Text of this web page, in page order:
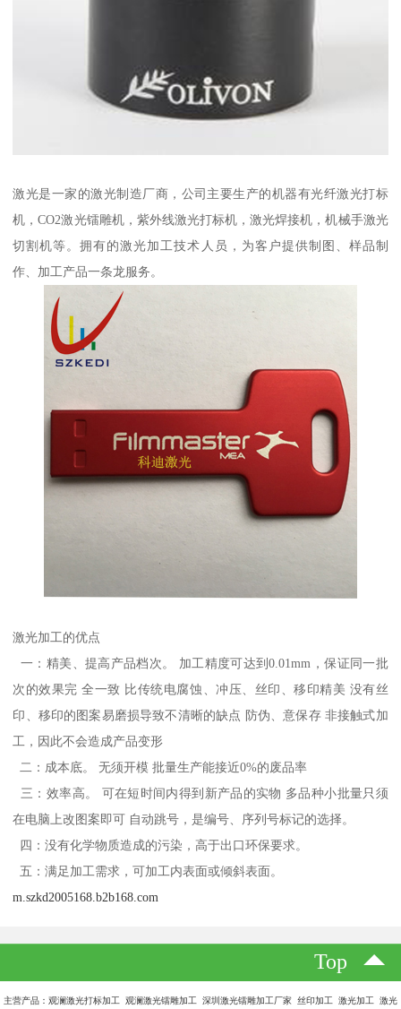
激光是一家的激光制造厂商，公司主要生产的机器有光纤激光打标
机，CO2激光镭雕机，紫外线激光打标机，激光焊接机，机械手激光
切割机等。拥有的激光加工技术人员，为客户提供制图、样品制
作、加工产品一条龙服务。
激光加工的优点
一：精美、提高产品档次。 加工精度可达到0.01mm，保证同一批
次的效果完 全一致 比传统电腐蚀、冲压、丝印、移印精美 没有丝
印、移印的图案易磨损导致不清晰的缺点 防伪、意保存 非接触式加
工，因此不会造成产品变形
二：成本底。 无须开模 批量生产能接近0%的废品率
三：效率高。 可在短时间内得到新产品的实物 多品种小批量只须
在电脑上改图案即可 自动跳号，是编号、序列号标记的选择。
四：没有化学物质造成的污染，高于出口环保要求。
五：满足加工需求，可加工内表面或倾斜表面。
m.szkd2005168.b2b168.com
Top
主营产品：观澜激光打标加工 观澜激光镭雕加工 深圳激光镭雕加工厂家 丝印加工 激光加工 激光